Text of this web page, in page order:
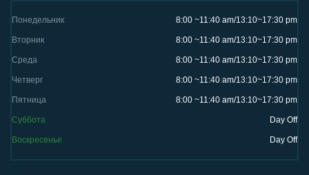
Понедельник 8:00 ~11:40 am/13:10~17:30 pm
Вторник 8:00 ~11:40 am/13:10~17:30 pm
Среда 8:00 ~11:40 am/13:10~17:30 pm
Четверг 8:00 ~11:40 am/13:10~17:30 pm
Пятница 8:00 ~11:40 am/13:10~17:30 pm
Суббота Day Off
Воскресенье Day Off